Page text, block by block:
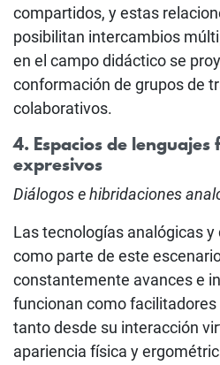
compartidos, y estas
posibilitan intercambios
en el campo didáctico se
conformación de grupos de
colaborativos.
4. Espacios de
expresivos
Diálogos e hibridaciones
Las tecnologías analógicas
como parte de este
constantemente avances e
funcionan como facilitadores
tanto desde su interacción
apariencia física y